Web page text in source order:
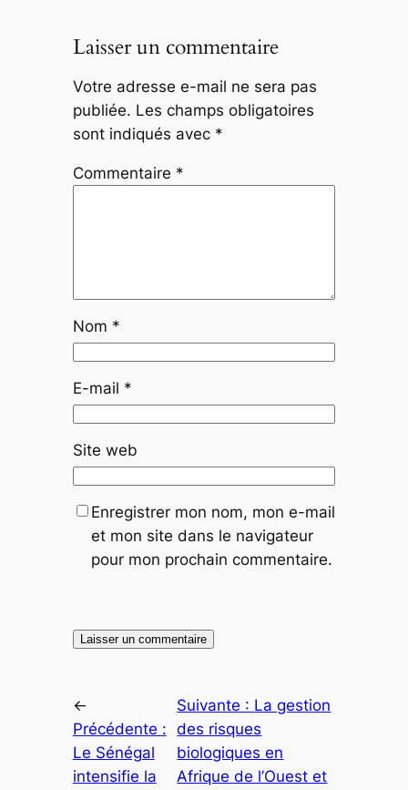
Laisser un commentaire
Votre adresse e-mail ne sera pas
publiée. Les champs obligatoires
sont indiqués avec *
Commentaire *
Nom *
E-mail *
Site web
Enregistrer mon nom, mon e-mail
et mon site dans le navigateur
pour mon prochain commentaire.
←
Précédente :
Le Sénégal
intensifie la
Suivante : La gestion
des risques
biologiques en
Afrique de l’Ouest et